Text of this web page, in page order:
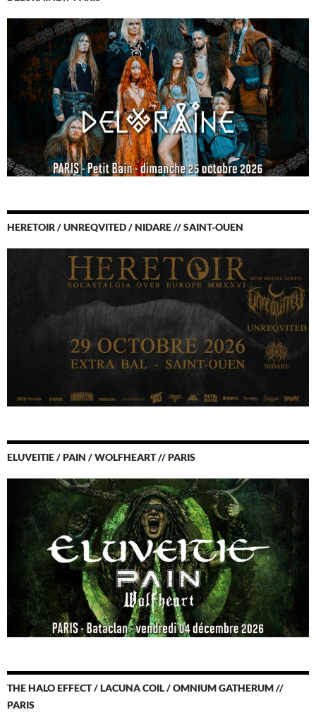
HERETOIR / UNREQVITED / NIDARE // SAINT-OUEN
ELUVEITIE / PAIN / WOLFHEART // PARIS
THE HALO EFFECT / LACUNA COIL / OMNIUM GATHERUM //
PARIS